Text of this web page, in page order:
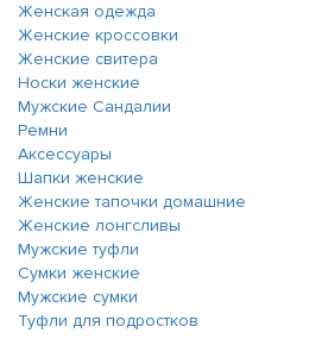
Женская одежда
Женские кроссовки
Женские свитера
Носки женские
Мужские Сандалии
Ремни
Аксессуары
Шапки женские
Женские тапочки домашние
Женские лонгсливы
Мужские туфли
Сумки женские
Мужские сумки
Туфли для подростков